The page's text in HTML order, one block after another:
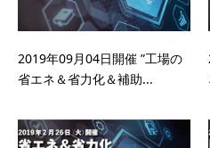
2019年09月04日開催 ”工場の
省エネ＆省力化＆補助...